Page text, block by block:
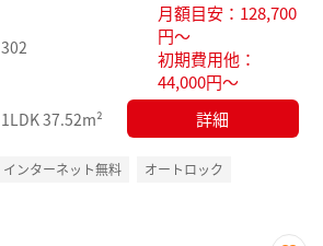
録
302
月額目安：128,700
円～
初期費用他：
44,000円～
1LDK37.52m² 詳細
インターネット無料
オートロック